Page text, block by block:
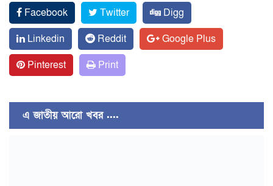
Facebook Twitter
Digg
Linkedin
Reddit
Google Plus
Pinterest
Print
এ জাতীয় আরো খবর ....